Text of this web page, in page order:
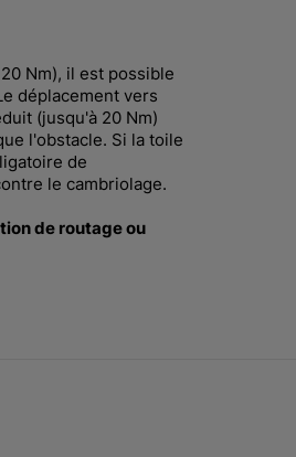
Nm), il est possible
déplacement vers
(jusqu'à 20 Nm)
l'obstacle. Si la toile
de
le cambriolage.
de routage ou